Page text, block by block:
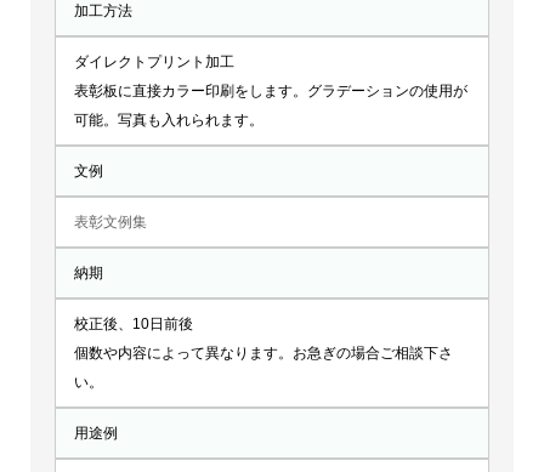
加工方法
ダイレクトプリント加工
表彰板に直接カラー印刷をします。グラデーションの使用が
可能。写真も入れられます。
文例
表彰文例集
納期
校正後、10日前後
個数や内容によって異なります。お急ぎの場合ご相談下さ
い。
用途例